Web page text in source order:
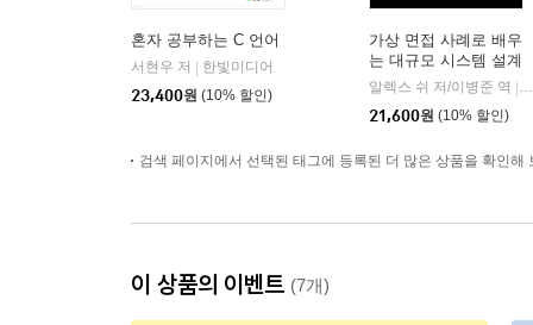
혼자 공부하는 C 언어
서현우 저
한빛미디어
23,400원 (10% 할인)
가상 면접 사례로 배우
는 대규모 시스템 설계
기초
알렉스 쉬 저/이병준 역
21,600원 (10% 할인)
검색 페이지에서 선택된 태그에 등록된 더 많은 상품을 확인해
이 상품의 이벤트 (7개)